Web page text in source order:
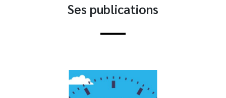
Ses publications